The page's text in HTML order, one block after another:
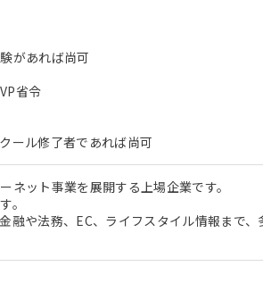
があれば尚可
省令
ール修了者であれば尚可
ネット事業を展開する上場企業です。
。
融や法務、EC、ライフスタイル情報まで